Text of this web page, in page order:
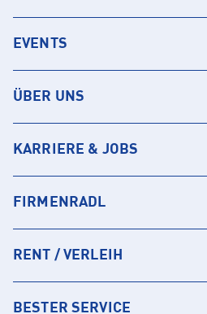
EVENTS
ÜBER UNS
KARRIERE & JOBS
FIRMENRADL
RENT / VERLEIH
BESTER SERVICE